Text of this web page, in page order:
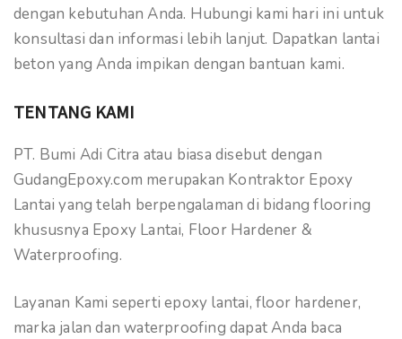
dengan kebutuhan Anda. Hubungi kami hari ini untuk
konsultasi dan informasi lebih lanjut. Dapatkan lantai
beton yang Anda impikan dengan bantuan kami.
TENTANG KAMI
PT. Bumi Adi Citra atau biasa disebut dengan
GudangEpoxy.com merupakan Kontraktor Epoxy
Lantai yang telah berpengalaman di bidang flooring
khususnya Epoxy Lantai, Floor Hardener &
Waterproofing.
Layanan Kami seperti epoxy lantai, floor hardener,
marka jalan dan waterproofing dapat Anda baca